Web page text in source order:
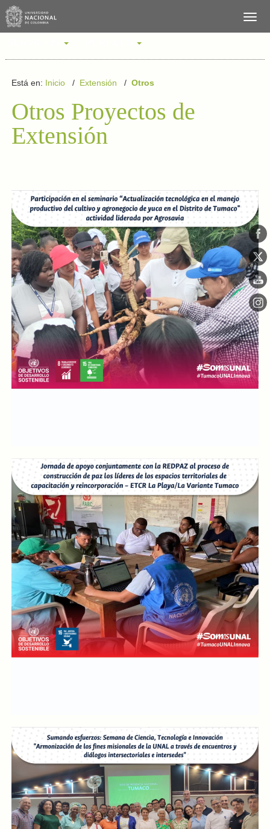
Está en: Inicio/ Extensión / Otros
Otros Proyectos de
Extensión